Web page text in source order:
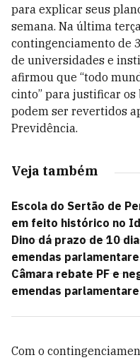
para explicar seus
semana. Na última
contingenciamento de
de universidades e
afirmou que “todo
cinto” para justificar os
podem ser revertidos
Previdência.
Veja também
Escola do Sertão de
em feito histórico no
Dino dá prazo de 10
emendas
Câmara rebate PF e
emendas
Com o